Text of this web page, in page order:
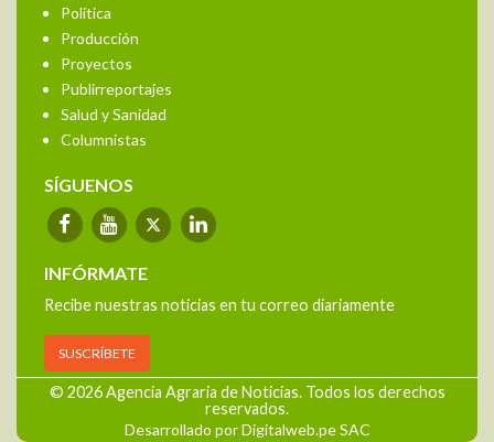
Política
Producción
Proyectos
Publirreportajes
Salud y Sanidad
Columnistas
SÍGUENOS
INFÓRMATE
Recibe nuestras noticias en tu correo diariamente
SUSCRÍBETE
© 2026 Agencia Agraria de Noticias. Todos los derechos
reservados.
Desarrollado por Digitalweb.pe SAC